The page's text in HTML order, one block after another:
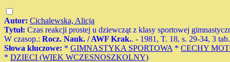
Autor: Cichalewska, Alicja
Tytuł: Czas reakcji prostej u dziewcząt z klasy sportowej
W czasop.: Rocz. Nauk. / AWF Krak.. - 1981, T. 18, s. 29-34, 3
Słowa kluczowe: * GIMNASTYKA SPORTOWA * CECHY
* DZIECI (WIEK WCZESNOSZKOLNY)